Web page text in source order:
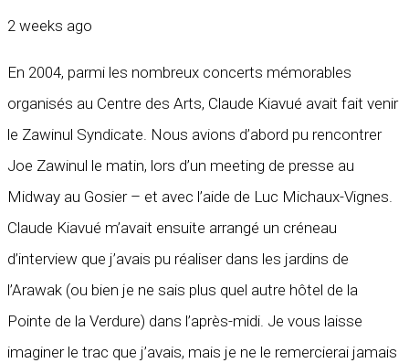
2 weeks ago
En 2004, parmi les nombreux concerts mémorables
organisés au Centre des Arts, Claude Kiavué avait fait venir
le Zawinul Syndicate. Nous avions d’abord pu rencontrer
Joe Zawinul le matin, lors d’un meeting de presse au
Midway au Gosier – et avec l’aide de Luc Michaux-Vignes.
Claude Kiavué m’avait ensuite arrangé un créneau
d’interview que j’avais pu réaliser dans les jardins de
l’Arawak (ou bien je ne sais plus quel autre hôtel de la
Pointe de la Verdure) dans l’après-midi. Je vous laisse
imaginer le trac que j’avais, mais je ne le remercierai jamais